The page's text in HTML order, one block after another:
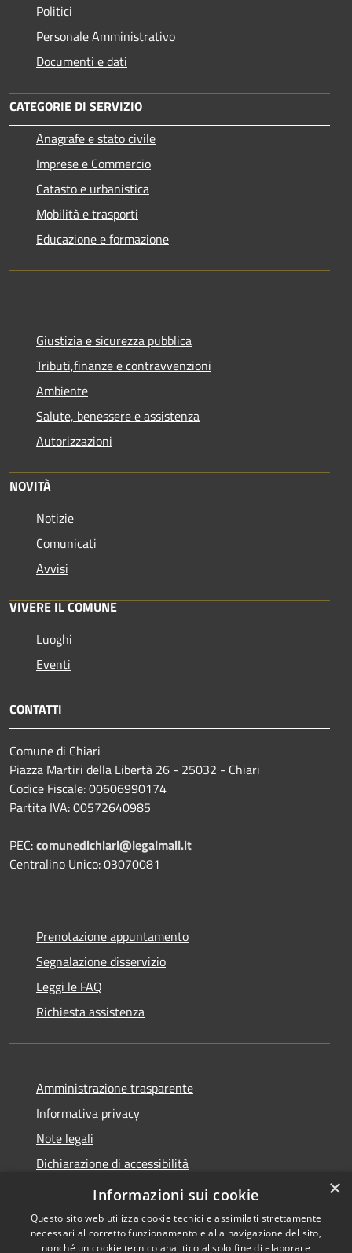
Politici
Personale Amministrativo
Documenti e dati
CATEGORIE DI SERVIZIO
Anagrafe e stato civile
Imprese e Commercio
Catasto e urbanistica
Mobilità e trasporti
Educazione e formazione
Giustizia e sicurezza pubblica
Tributi,finanze e contravvenzioni
Ambiente
Salute, benessere e assistenza
Autorizzazioni
NOVITÀ
Notizie
Comunicati
Avvisi
VIVERE IL COMUNE
Luoghi
Eventi
CONTATTI
Comune di Chiari
Piazza Martiri della Libertà 26 - 25032 - Chiari
Codice Fiscale: 00606990174
Partita IVA: 00572640985
PEC:comunedichiari@legalmail.it
Centralino Unico: 03070081
Prenotazione appuntamento
Segnalazione disservizio
Leggi le FAQ
Richiesta assistenza
Amministrazione trasparente
Informativa privacy
Note legali
Dichiarazione di accessibilità
Obiettivi accessibilità
×
Informazioni sui cookie
Questo sito web utilizza cookie tecnici e assimilati strettamente
necessari al corretto funzionamento e alla navigazione del sito,
nonché un cookie tecnico analitico al solo fine di elaborare